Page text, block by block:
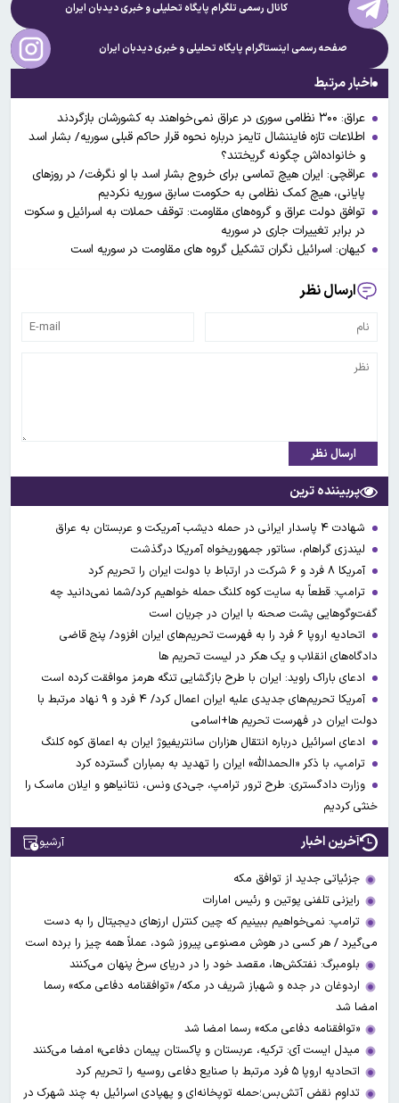
کانال رسمی تلگرام پایگاه تحلیلی و خبریدیدبان ایران
صفحه رسمی اینستاگرام پایگاه تحلیلی و خبریدیدبان ایران
اخبار مرتبط
عراق: ۳۰۰ نظامی سوری در عراق نمی‌خواهند به کشورشان بازگردند
اطلاعات تازه فایننشال تایمز درباره نحوه قرار حاکم قبلی سوریه/ بشار اسد
و خانواده‌اش چگونه گریختند؟
عراقچی: ایران هیچ تماسی برای خروج بشار اسد با او نگرفت/ در روزهای
پایانی، هیچ کمک نظامی به حکومت سابق سوریه نکردیم
توافق دولت عراق و گروه‌های مقاومت: توقف حملات به اسرائیل و سکوت
در برابر تغییرات جاری در سوریه
کیهان: اسرائیل نگران تشکیل گروه های مقاومت در سوریه است
ارسال نظر
ارسال نظر
پربیننده ترین
شهادت ۴ پاسدار ایرانی در حمله دیشب آمریکت و عربستان به عراق
لیندزی گراهام، سناتور جمهوریخواه آمریکا درگذشت
آمریکا ۸ فرد و ۶ شرکت در ارتباط با دولت ایران را تحریم کرد
ترامپ: قطعاً به سایت کوه کلنگ حمله خواهیم کرد/شما نمی‌دانید چه
گفت‌وگوهایی پشت صحنه با ایران در جریان است
اتحادیه اروپا ۶ فرد را به فهرست تحریم‌های ایران افزود/ پنج قاضی
دادگاه‌های انقلاب و یک هکر در لیست تحریم ها
ادعای باراک راوید: ایران با طرح بازگشایی تنگه هرمز موافقت کرده است
آمریکا تحریم‌های جدیدی علیه ایران اعمال کرد/ ۴ فرد و ۹ نهاد مرتبط با
دولت ایران در فهرست تحریم ها+اسامی
ادعای اسرائیل درباره انتقال هزاران سانتریفیوژ ایران به اعماق کوه کلنگ
ترامپ، با ذکر «الحمدالله» ایران را تهدید به بمباران گسترده کرد
وزارت دادگستری: طرح ترور ترامپ، جی‌دی ونس، نتانیاهو و ایلان ماسک را
خنثی کردیم
آخرین اخبار آرشیو
جزئیاتی جدید از توافق مکه
رایزنی تلفنی پوتین و رئیس امارات
ترامپ: نمی‌خواهیم ببینیم که چین کنترل ارز‌های دیجیتال را به دست
می‌گیرد / هر کسی در هوش مصنوعی پیروز شود، عملاً همه چیز را برده است
بلومبرگ: نفتکش‌ها، مقصد خود را در دریای سرخ پنهان می‌کنند
اردوغان در جده و شهباز شریف در مکه/ «توافقنامه دفاعی مکه» رسما
امضا شد
«توافقنامه دفاعی مکه» رسما امضا شد
میدل ایست آی: ترکیه، عربستان و پاکستان پیمان دفاعی» امضا می‌کنند
اتحادیه اروپا ۵ فرد مرتبط با صنایع دفاعی روسیه را تحریم کرد
تداوم نقض آتش‌بس؛حمله توپخانه‌ای و پهپادی اسرائیل به چند شهرک در